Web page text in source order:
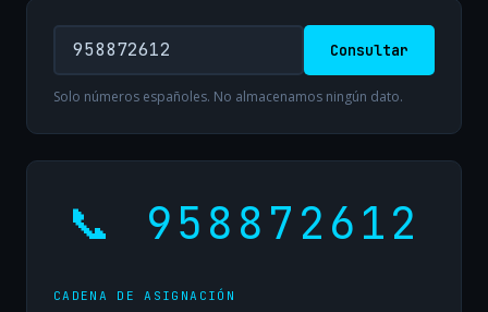
Consultar
Solo números españoles. No almacenamos ningún dato.
📞 958872612
CADENA DE ASIGNACIÓN